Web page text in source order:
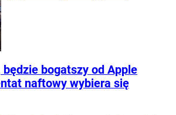
bogatszy od Apple
naftowy wybiera się